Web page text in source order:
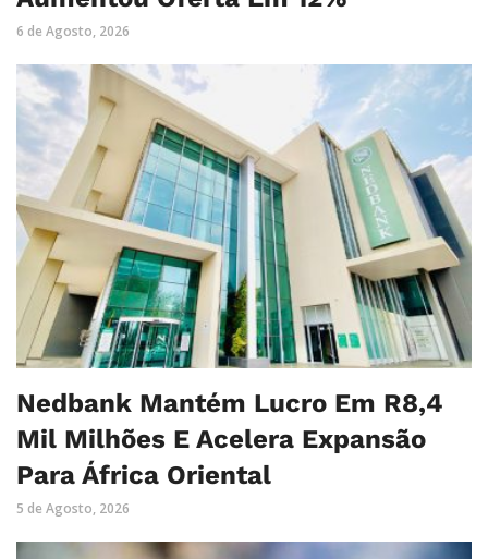
6 de Agosto, 2026
Nedbank Mantém Lucro Em R8,4
Mil Milhões E Acelera Expansão
Para África Oriental
5 de Agosto, 2026